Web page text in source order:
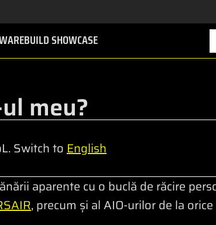
BUILD SHOWCASE
meu?
Switch toEnglish
aparente cu o buclă de răcire
, precum și al AIO-urilor de la